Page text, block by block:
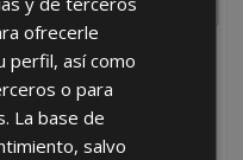
de Privacidad
ofrecerle
perfil, así como
o para
La base de
salvo